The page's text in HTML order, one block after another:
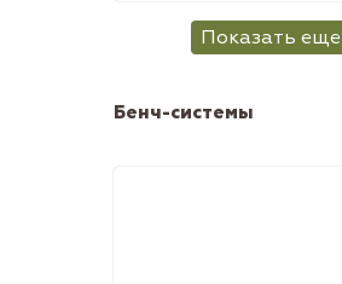
Показать еще
Бенч-системы